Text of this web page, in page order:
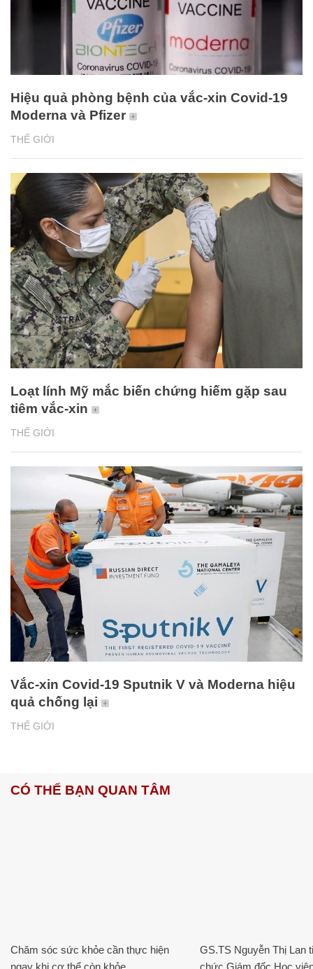
THẾ GIỚI
Hiệu quả phòng bệnh của vắc-xin Covid-19
Moderna và Pfizer
THẾ GIỚI
Loạt lính Mỹ mắc biến chứng hiếm gặp sau
tiêm vắc-xin
THẾ GIỚI
Vắc-xin Covid-19 Sputnik V và Moderna hiệu
quả chống lại
CÓ THỂ BẠN QUAN TÂM
Chăm sóc sức khỏe cần thực hiện
ngay khi cơ thể còn khỏe
GS.TS Nguyễn Thị Lan
chức Giám đốc Học